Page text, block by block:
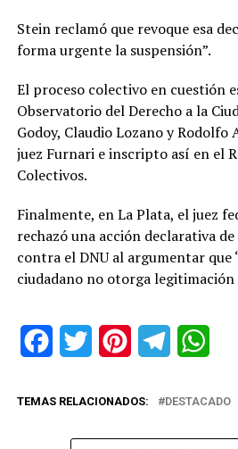
Stein reclamó que revoque esa
forma urgente la suspensión”.
El proceso colectivo en cuestión
Observatorio del Derecho a la
Godoy, Claudio Lozano y Rodolfo
juez Furnari e inscripto así en el
Colectivos.
Finalmente, en La Plata, el juez
rechazó una acción declarativa
contra el DNU al argumentar que
ciudadano no otorga legitimación
FacebookTwitter PinterestTelegram
TEMAS RELACIONADOS: DESTACADO